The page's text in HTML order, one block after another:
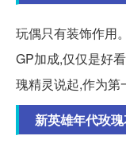
玩偶只有装饰作用
GP加成,仅仅是好
瑰精灵说起,作为第
新英雄年代玫